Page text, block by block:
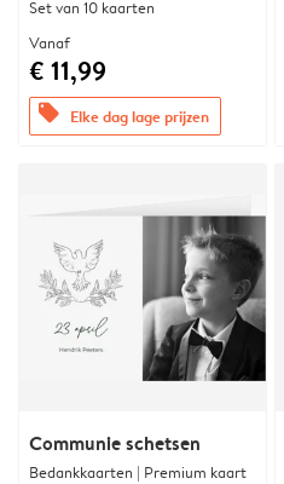
Set van 10 kaarten
Vanaf
€ 11,99
offers Elke dag lage prijzen
Communie schetsen
Bedankkaarten | Premium kaart